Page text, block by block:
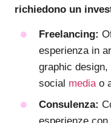
richiedono un
Freelancing:
esperienza in
graphic
social mediao
Consulenza: